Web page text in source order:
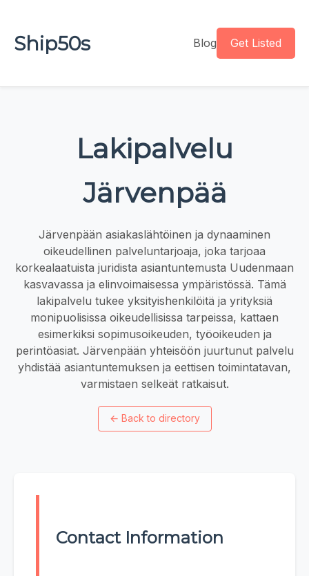
Ship50s Blog Get Listed
Lakipalvelu
Järvenpää
Järvenpään asiakaslähtöinen ja dynaaminen
oikeudellinen palveluntarjoaja, joka tarjoaa
korkealaatuista juridista asiantuntemusta Uudenmaan
kasvavassa ja elinvoimaisessa ympäristössä. Tämä
lakipalvelu tukee yksityishenkilöitä ja yrityksiä
monipuolisissa oikeudellisissa tarpeissa, kattaen
esimerkiksi sopimusoikeuden, työoikeuden ja
perintöasiat. Järvenpään yhteisöön juurtunut palvelu
yhdistää asiantuntemuksen ja eettisen toimintatavan,
varmistaen selkeät ratkaisut.
← Back to directory
Contact Information